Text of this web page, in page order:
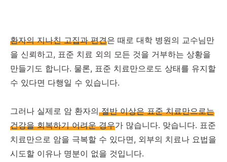
환자의 지나친 고집과 편견은 때로 대학 병원의 교수님만
을 신뢰하고, 표준 치료 외의 모든 것을 거부하는 상황을
만들기도 합니다. 물론, 표준 치료만으로도 상태를 유지할
수 있다면 다행일 수 있습니다.
그러나 실제로 암 환자의절반 이상은 표준 치료만으로는
건강을 회복하기 어려운 경우가 많습니다. 맞습니다. 표준
치료만으로 암을 극복할 수 있다면, 외부의 치료나 요법을
시도할 이유나 명분이 없을 것입니다.